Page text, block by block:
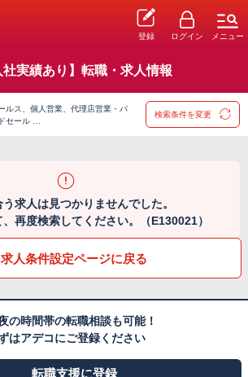
登録 ログイン メニュー
社実績あり】転職・求人情報
ルス、個人営業、代理店営業・パ
セール …
検索条件を変更
求人は見つかりませんでした。
再度検索してください。（E130021）
求人条件設定ページに戻る
の時間帯の転職相談も可能！
はアデコにご登録ください
転職支援に登録